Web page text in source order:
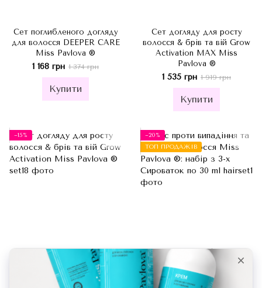
Сет поглибленого догляду
для волосся DEEPER CARE
Miss Pavlova ®
1 168 грн 1 374 грн
Купити
Сет догляду для росту
волосся & брів та вій Grow
Activation MAX Miss
Pavlova ®
1 535 грн 1 919 грн
Купити
−15%
Сет догляду для росту
волосся & брів та вій Grow
Activation Miss Pavlova ®
−20%
ТОП ПРОДАЖІВ
4
Курс проти випадіння та для
росту волосся Miss Pavlova
®: набір з 3-х Сироваток по